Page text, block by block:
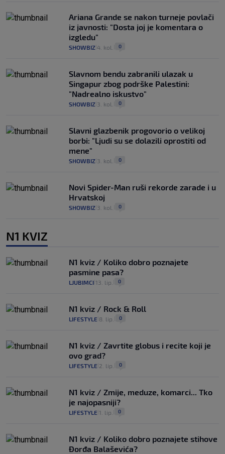
Ariana Grande se nakon turneje povlači
iz javnosti: "Dosta joj je komentara o
izgledu"
SHOWBIZ 4. kol. 0
Slavnom bendu zabranili ulazak u
Singapur zbog podrške Palestini:
"Nadrealno iskustvo"
SHOWBIZ 3. kol. 0
Slavni glazbenik progovorio o velikoj
borbi: "Ljudi su se dolazili oprostiti od
mene"
SHOWBIZ 3. kol. 0
Novi Spider-Man ruši rekorde zarade i u
Hrvatskoj
SHOWBIZ 3. kol. 0
N1 KVIZ
N1 kviz / Koliko dobro poznajete
pasmine pasa?
LJUBIMCI 13. lip. 0
N1 kviz / Rock & Roll
LIFESTYLE 8. lip. 0
N1 kviz / Zavrtite globus i recite koji je
ovo grad?
LIFESTYLE 2. lip. 0
N1 kviz / Zmije, meduze, komarci... Tko
je najopasniji?
LIFESTYLE 1. lip. 0
N1 kviz / Koliko dobro poznajete stihove
Đorđa Balaševića?